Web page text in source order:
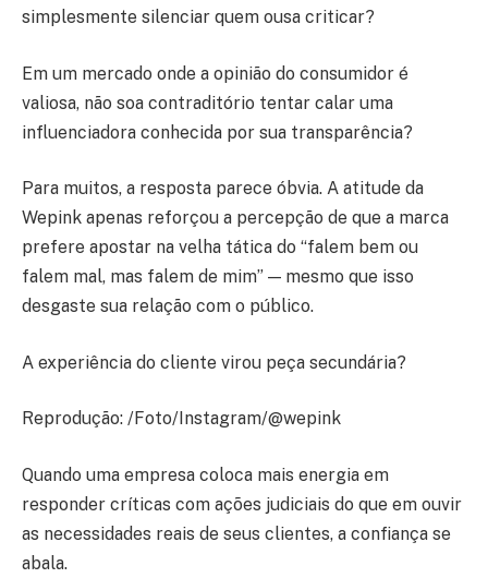
simplesmente silenciar quem ousa criticar?
Em um mercado onde a opinião do consumidor é
valiosa, não soa contraditório tentar calar uma
influenciadora conhecida por sua transparência?
Para muitos, a resposta parece óbvia. A atitude da
Wepink apenas reforçou a percepção de que a marca
prefere apostar na velha tática do “falem bem ou
falem mal, mas falem de mim” — mesmo que isso
desgaste sua relação com o público.
A experiência do cliente virou peça secundária?
Reprodução: /Foto/Instagram/@wepink
Quando uma empresa coloca mais energia em
responder críticas com ações judiciais do que em ouvir
as necessidades reais de seus clientes, a confiança se
abala.